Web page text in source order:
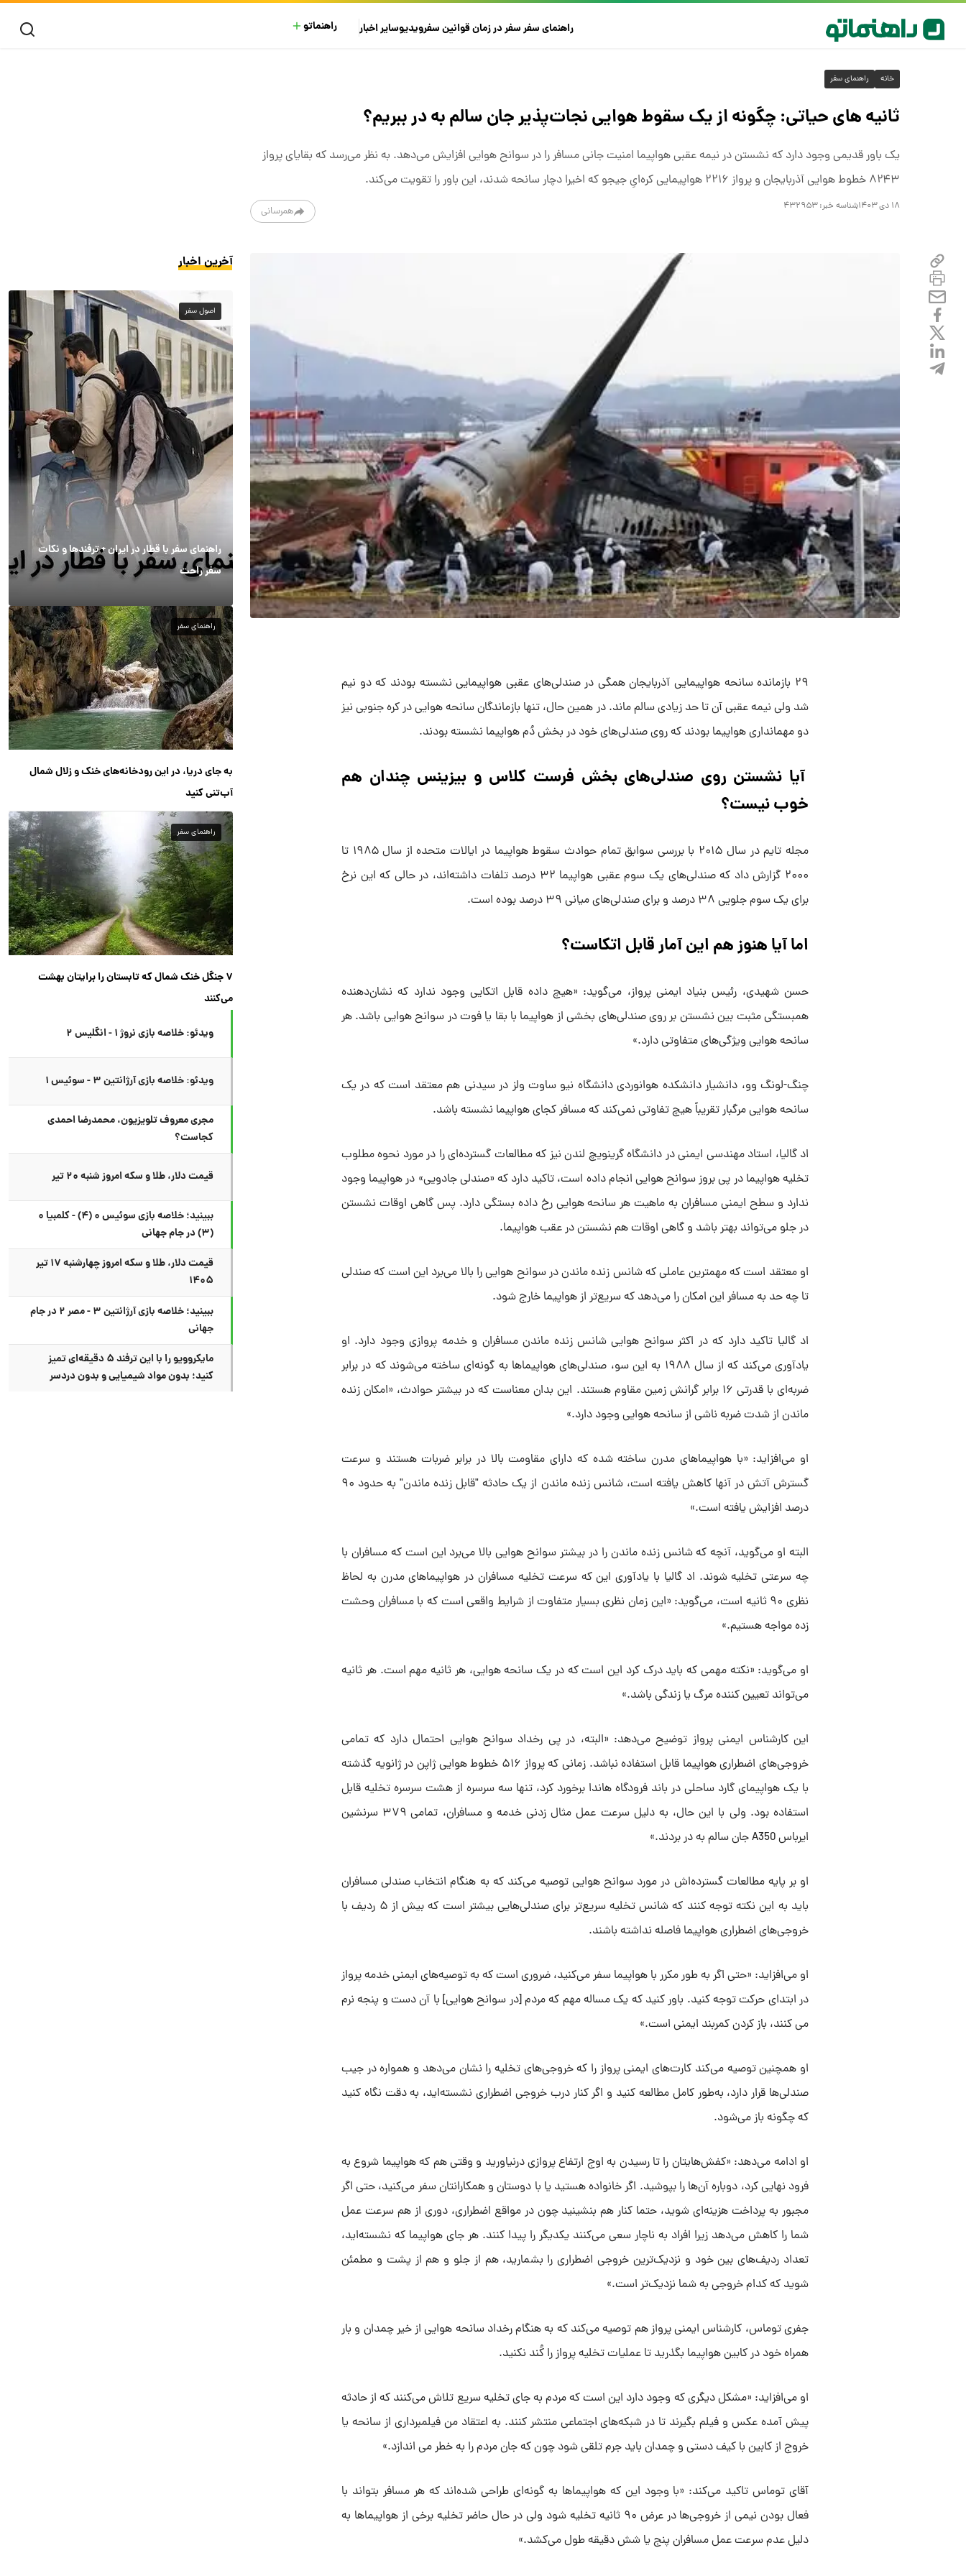
راهنمای سفرسفر در زمانقوانین سفرویدیوسایراخبار راهنماتو
خانه راهنمای سفر
ثانیه های حیاتی: چگونه از یک سقوط هوایی نجات‌پذیر جان سالم به در ببریم؟
یک باور قدیمی وجود دارد که نشستن در نیمه عقبی هواپیما امنیت جانی مسافر را در سوانح هوایی افزایش می‌دهد. به نظر می‌رسد که بقایای پرواز
۸۲۴۳ خطوط هوایی آذربایجان و پرواز ۲۲۱۶ هواپیمایی کره‌ایِ جیجو که اخیرا دچار سانحه شدند، این باور را تقویت می‌کند.
۱۸ دی ۱۴۰۳ شناسه خبر:۴۳۲۹۵۳ همرسانی
۲۹ بازمانده سانحه هواپیمایی آذربایجان همگی در صندلی‌های عقبی هواپیمایی نشسته بودند که دو نیم
شد ولی نیمه عقبی آن تا حد زیادی سالم ماند. در همین حال، تنها بازماندگان سانحه هوایی در کره جنوبی نیز
دو مهمانداری هواپیما بودند که روی صندلی‌های خود در بخش دُم هواپیما نشسته بودند.
آیا نشستن روی صندلی‌های بخش فرست کلاس و بیزینس چندان هم
خوب نیست؟
مجله تایم در سال ۲۰۱۵ با بررسی سوابق تمام حوادث سقوط هواپیما در ایالات متحده از سال ۱۹۸۵ تا
۲۰۰۰ گزارش داد که صندلی‌های یک سوم عقبی هواپیما ۳۲ درصد تلفات داشته‌اند، در حالی که این نرخ
برای یک سوم جلویی ۳۸ درصد و برای صندلی‌های میانی ۳۹ درصد بوده است.
اما آیا هنوز هم این آمار قابل اتکاست؟
حسن شهیدی، رئیس بنیاد ایمنی پرواز، می‌گوید: «هیچ داده‌ قابل اتکایی وجود ندارد که نشان‌دهنده
همبستگی مثبت بین نشستن بر روی صندلی‌های بخشی از هواپیما با بقا یا فوت در سوانح هوایی باشد. هر
سانحه هوایی ویژگی‌های متفاوتی دارد.»
چنگ-لونگ وو، دانشیار دانشکده هوانوردی دانشگاه نیو ساوت ولز در سیدنی هم معتقد است که در یک
سانحه هوایی مرگبار تقریباً هیچ تفاوتی نمی‌کند که مسافر کجای هواپیما نشسته باشد.
اد گالیا، استاد مهندسی ایمنی در دانشگاه گرینویچ لندن نیز که مطالعات گسترده‌ای را در مورد نحوه مطلوب
تخلیه هواپیما در پی بروز سوانح هوایی انجام داده است، تاکید دارد که «صندلی جادویی» در هواپیما وجود
ندارد و سطح ایمنی مسافران به ماهیت هر سانحه هوایی رخ داده بستگی دارد. پس گاهی اوقات نشستن
در جلو می‌تواند بهتر باشد و گاهی اوقات هم نشستن در عقب هواپیما.
او معتقد است که مهمترین عاملی که شانس زنده ماندن در سوانح هوایی را بالا می‌برد این است که صندلی
تا چه حد به مسافر این امکان را می‌دهد که سریع‌تر از هواپیما خارج شود.
اد گالیا تاکید دارد که در اکثر سوانح هوایی شانس زنده ماندن مسافران و خدمه پروازی وجود دارد. او
یادآوری می‌کند که از سال ۱۹۸۸ به این سو، صندلی‌های هواپیماها به گونه‌ای ساخته می‌شوند که در برابر
ضربه‌ای با قدرتی ۱۶ برابر گرانش زمین مقاوم هستند. این بدان معناست که در بیشتر حوادث، «امکان زنده
ماندن از شدت ضربه ناشی از سانحه هوایی وجود دارد.»
او می‌افزاید: «با هواپیماهای مدرن ساخته شده که دارای مقاومت بالا در برابر ضربات هستند و سرعت
گسترش آتش در آنها کاهش یافته است، شانس زنده ماندن از یک حادثه "قابل زنده ماندن" به حدود ۹۰
درصد افزایش یافته است.»
البته او می‌گوید، آنچه که شانس زنده ماندن را در بیشتر سوانح هوایی بالا می‌برد این است که مسافران با
چه سرعتی تخلیه شوند. اد گالیا با یادآوری این که سرعت تخلیه مسافران در هواپیماهای مدرن به لحاظ
نظری ۹۰ ثانیه است، می‌گوید: «این زمان نظری بسیار متفاوت از شرایط واقعی است که با مسافران وحشت
زده مواجه هستیم.»
او می‌گوید: «نکته مهمی که باید درک کرد این است که در یک سانحه هوایی، هر ثانیه مهم است. هر ثانیه
می‌تواند تعیین کننده مرگ یا زندگی باشد.»
این کارشناس ایمنی پرواز توضیح می‌دهد: «البته، در پی رخداد سوانح هوایی احتمال دارد که تمامی
خروجی‌های اضطراری هواپیما قابل استفاده نباشد. زمانی که پرواز ۵۱۶ خطوط هوایی ژاپن در ژانویه گذشته
با یک هواپیمای گارد ساحلی در باند فرودگاه هاندا برخورد کرد، تنها سه سرسره از هشت سرسره تخلیه قابل
استفاده بود. ولی با این حال، به دلیل سرعت عمل مثال زدنی خدمه و مسافران، تمامی ۳۷۹ سرنشین
ایرباس A350 جان سالم به در بردند.»
او بر پایه مطالعات گسترده‌اش در مورد سوانح هوایی توصیه می‌کند که به هنگام انتخاب صندلی مسافران
باید به این نکته توجه کنند که شانس تخلیه سریع‌تر برای صندلی‌هایی بیشتر است که بیش از ۵ ردیف با
خروجی‌های اضطراری هواپیما فاصله نداشته باشند.
او می‌افزاید: «حتی اگر به طور مکرر با هواپیما سفر می‌کنید، ضروری است که به توصیه‌های ایمنی خدمه پرواز
در ابتدای حرکت توجه کنید. باور کنید که یک مساله مهم که مردم [در سوانح هوایی] با آن دست و پنجه نرم
می کنند، باز کردن کمربند ایمنی است.»
او همچنین توصیه می‌کند کارت‌های ایمنی پرواز را که خروجی‌های تخلیه را نشان می‌دهد و همواره در جیب
صندلی‌‌ها قرار دارد، به‌طور کامل مطالعه کنید و اگر کنار درب خروجی اضطراری نشسته‌اید، به دقت نگاه کنید
که چگونه باز می‌شود.
او ادامه می‌دهد: «کفش‌هایتان را تا رسیدن به اوج ارتفاع پروازی درنیاورید و وقتی هم که هواپیما شروع به
فرود نهایی کرد، دوباره آن‌ها را بپوشید. اگر خانواده هستید یا با دوستان و همکارانتان سفر می‌کنید، حتی اگر
مجبور به پرداخت هزینه‌ای شوید، حتما کنار هم بنشینید چون در مواقع اضطراری، دوری از هم سرعت عمل
شما را کاهش می‌دهد زیرا افراد به ناچار سعی می‌کنند یکدیگر را پیدا کنند. هر جای هواپیما که نشسته‌اید،
تعداد ردیف‌های بین خود و نزدیک‌ترین خروجی اضطراری را بشمارید، هم از جلو و هم از پشت و مطمئن
شوید که کدام خروجی به شما نزدیک‌تر است.»
جفری توماس، کارشناس ایمنی پرواز هم توصیه می‌کند که به هنگام رخداد سانحه هوایی از خیر چمدان و بار
همراه خود در کابین هواپیما بگذرید تا عملیات تخلیه پرواز را کُند نکنید.
او می‌افزاید: «مشکل دیگری که وجود دارد این است که مردم به جای تخلیه سریع تلاش می‌کنند که از حادثه
پیش آمده عکس و فیلم بگیرند تا در شبکه‌های اجتماعی منتشر کنند. به اعتقاد من فیلمبرداری از سانحه یا
خروج از کابین با کیف دستی و چمدان باید جرم تلقی شود چون که جان مردم را به خطر می اندازد.»
آقای توماس تاکید می‌کند: «با وجود این که هواپیماها به گونه‌ای طراحی شده‌اند که هر مسافر بتواند با
فعال بودن نیمی از خروجی‌ها در عرض ۹۰ ثانیه تخلیه شود ولی در حال حاضر تخلیه برخی از هواپیماها به
دلیل عدم سرعت عمل مسافران پنج یا شش دقیقه طول می‌کشد.»
آخرین اخبار
اصول سفر
راهنمای سفر با قطار در ایران + ترفندها و نکات
سفر راحت
راهنمای سفر
به جای دریا، در این رودخانه‌های خنک و زلال شمال
آب‌تنی کنید
راهنمای سفر
۷ جنگل خنک شمال که تابستان را برایتان بهشت
می‌کنند
ویدئو: خلاصه بازی نروژ ۱ - انگلیس ۲
ویدئو: خلاصه بازی آرژانتین ۳ - سوئیس ۱
مجری معروف تلویزیون، محمدرضا احمدی
کجاست؟
قیمت دلار، طلا و سکه امروز شنبه ۲۰ تیر
ببینید؛ خلاصه بازی سوئیس ۰ (۴) - کلمبیا ۰
(۳) در جام جهانی
قیمت دلار، طلا و سکه امروز چهارشنبه ۱۷ تیر
۱۴۰۵
ببینید؛ خلاصه بازی آرژانتین ۳ - مصر ۲ در جام
جهانی
مایکروویو را با این ترفند ۵ دقیقه‌ای تمیز
کنید؛ بدون مواد شیمیایی و بدون دردسر